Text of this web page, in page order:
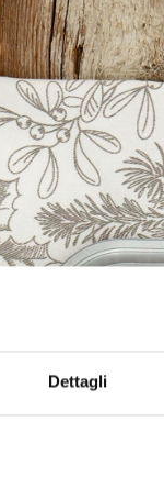
Dettagli